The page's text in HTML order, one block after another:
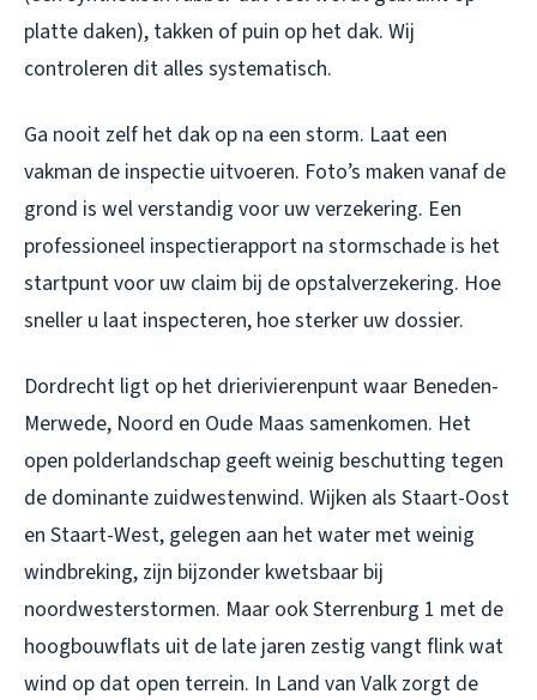
platte daken), takken of puin op het dak. Wij
controleren dit alles systematisch.
Ga nooit zelf het dak op na een storm. Laat een
vakman de inspectie uitvoeren. Foto’s maken vanaf de
grond is wel verstandig voor uw verzekering. Een
professioneel inspectierapport na stormschade is het
startpunt voor uw claim bij de opstalverzekering. Hoe
sneller u laat inspecteren, hoe sterker uw dossier.
Dordrecht ligt op het drierivierenpunt waar Beneden-
Merwede, Noord en Oude Maas samenkomen. Het
open polderlandschap geeft weinig beschutting tegen
de dominante zuidwestenwind. Wijken als Staart-Oost
en Staart-West, gelegen aan het water met weinig
windbreking, zijn bijzonder kwetsbaar bij
noordwesterstormen. Maar ook Sterrenburg 1 met de
hoogbouwflats uit de late jaren zestig vangt flink wat
wind op dat open terrein. In Land van Valk zorgt de